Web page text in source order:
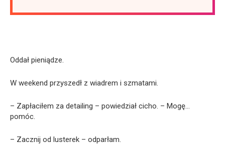
Oddał pieniądze.
W weekend przyszedł z wiadrem i szmatami.
– Zapłaciłem za detailing – powiedział cicho. – Mogę…
pomóc.
– Zacznij od lusterek – odparłam.